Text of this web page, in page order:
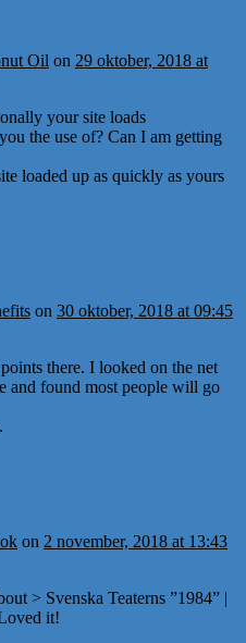
Oil on 29 oktober, 2018 at
your site loads
the use of? Can I am getting
loaded up as quickly as yours
on 30 oktober, 2018 at 09:45
there. I looked on the net
and found most people will go
on 2 november, 2018 at 13:43
> Svenska Teaterns ”1984” |
it!